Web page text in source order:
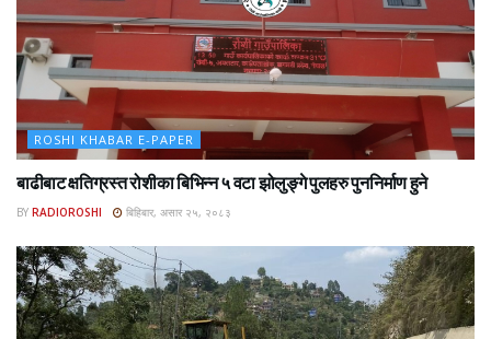
ROSHI KHABAR E-PAPER
बाढीबाट क्षतिग्रस्त रोशीका बिभिन्न ५ वटा झोलुङ्गे पुलहरु पुननिर्माण हुने
BY RADIOROSHI बिहिबार, असार २५, २०८३